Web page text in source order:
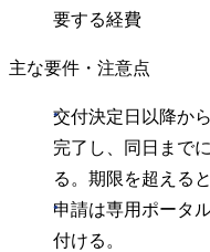
要する経費
主な要件・注意点
交付決定日以降か
完了し、同日まで
る。期限を超える
申請は専用ポータ
付ける。